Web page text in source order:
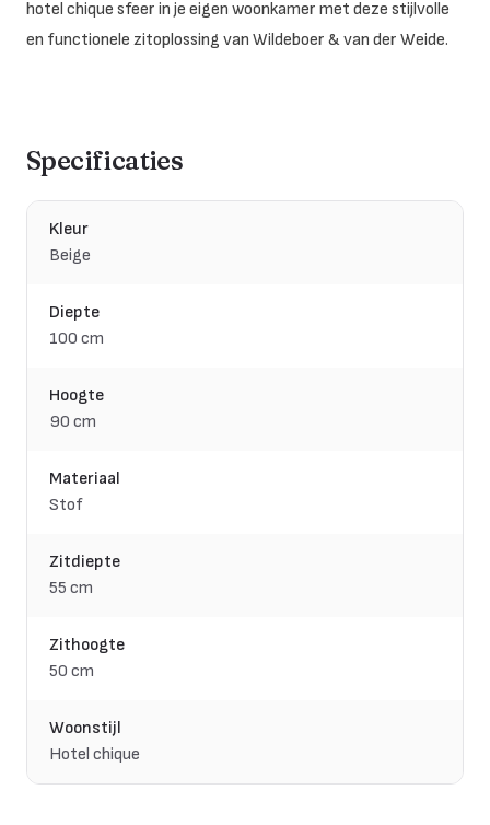
hotel chique sfeer in je eigen woonkamer met deze stijlvolle
en functionele zitoplossing van Wildeboer & van der Weide.
Specificaties
Kleur
Beige
Diepte
100 cm
Hoogte
90 cm
Materiaal
Stof
Zitdiepte
55 cm
Zithoogte
50 cm
Woonstijl
Hotel chique